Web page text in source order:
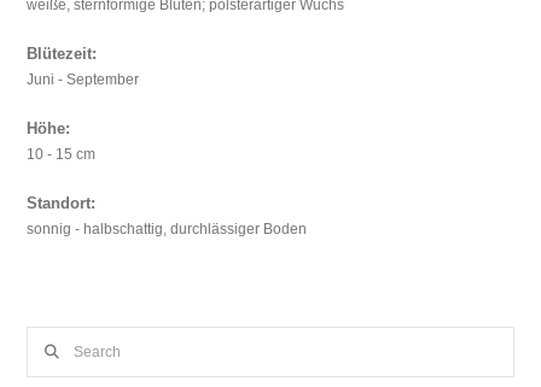
weiße, sternförmige Blüten; polsterartiger Wuchs
Blütezeit:
Juni - September
Höhe:
10 - 15 cm
Standort:
sonnig - halbschattig, durchlässiger Boden